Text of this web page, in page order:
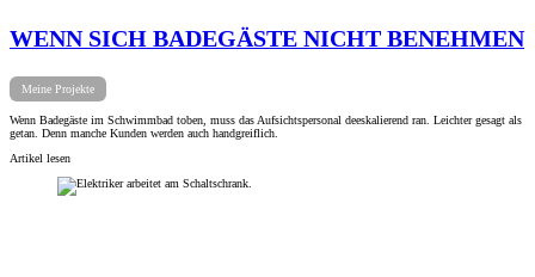
WENN SICH BADEGÄSTE NICHT BENEHMEN
Meine Projekte
Wenn Badegäste im Schwimmbad toben, muss das Aufsichtspersonal deeskalierend ran. Leichter gesagt als
getan. Denn manche Kunden werden auch handgreiflich.
Artikel lesen